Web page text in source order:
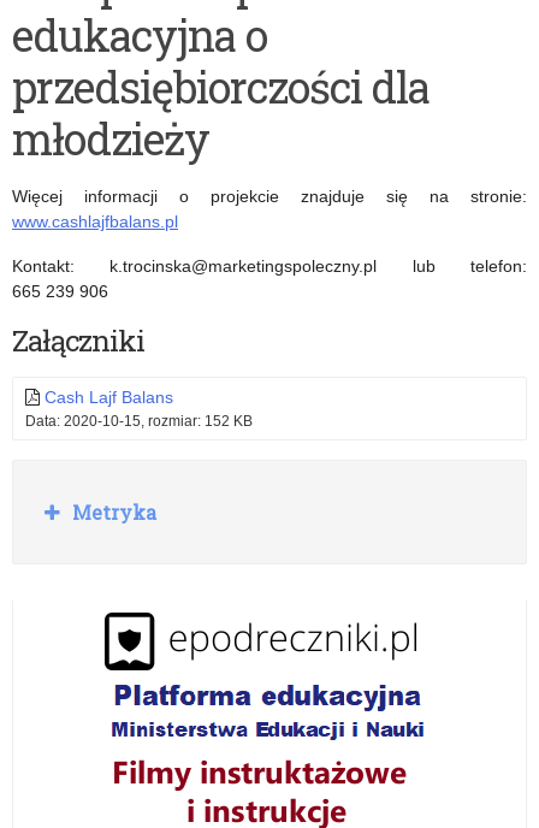
edukacyjna o
przedsiębiorczości dla
młodzieży
Więcej informacji o projekcie znajduje się na stronie:
www.cashlajfbalans.pl
Kontakt: k.trocinska@marketingspoleczny.pl lub telefon:
665 239 906
Załączniki
Cash Lajf Balans
Data: 2020-10-15, rozmiar: 152 KB
TAURONA.
Włącz
dla
dobra
Rodzinie:
Rodzina
najważniejsza
–
na
rodzinę
R
o
Metryka